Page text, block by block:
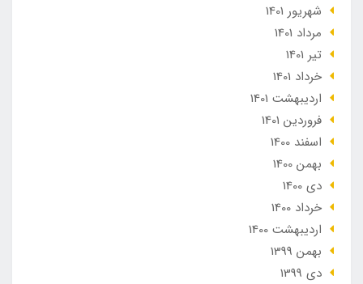
شهریور 1401
مرداد 1401
تير 1401
خرداد 1401
ارديبهشت 1401
فروردین 1401
اسفند 1400
بهمن 1400
دی 1400
خرداد 1400
ارديبهشت 1400
بهمن 1399
دی 1399